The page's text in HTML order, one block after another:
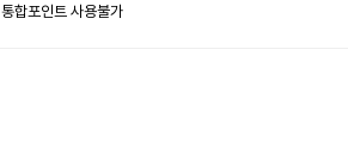
통합포인트 사용불가